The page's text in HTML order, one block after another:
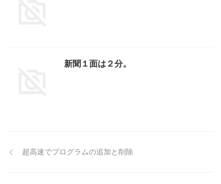
新聞１面は２分。
超高速でプログラムの追加と削除